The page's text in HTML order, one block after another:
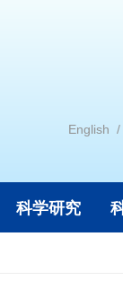
English
科学研究